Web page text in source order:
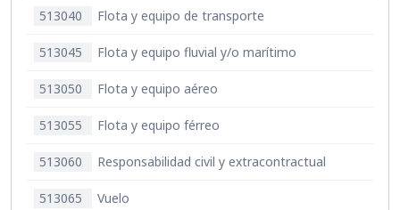
513040 Flota y equipo de transporte
513045 Flota y equipo fluvial y/o marítimo
513050 Flota y equipo aéreo
513055 Flota y equipo férreo
513060 Responsabilidad civil y extracontractual
513065 Vuelo